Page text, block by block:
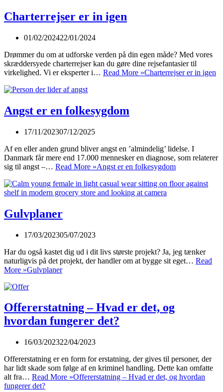
Charterrejser er in igen
01/02/202422/01/2024
Drømmer du om at udforske verden på din egen måde? Med vores
skræddersyede charterrejser kan du gøre dine rejsefantasier til
virkelighed. Vi er eksperter i… Read More »Charterrejser er in igen
Angst er en folkesygdom
17/11/202307/12/2025
Af en eller anden grund bliver angst en ’almindelig’ lidelse. I
Danmark får mere end 17.000 mennesker en diagnose, som relaterer
sig til angst –… Read More »Angst er en folkesygdom
Gulvplaner
17/03/202305/07/2023
Har du også kastet dig ud i dit livs største projekt? Ja, jeg tænker
naturligvis på det projekt, der handler om at bygge sit eget… Read
More »Gulvplaner
Offererstatning – Hvad er det, og
hvordan fungerer det?
16/03/202322/04/2023
Offererstatning er en form for erstatning, der gives til personer, der
har lidt skade som følge af en kriminel handling. Dette kan omfatte
alt fra… Read More »Offererstatning – Hvad er det, og hvordan
fungerer det?